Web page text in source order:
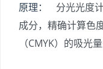
原理：
分光光度
成分，精确计算色
（CMYK）的吸光